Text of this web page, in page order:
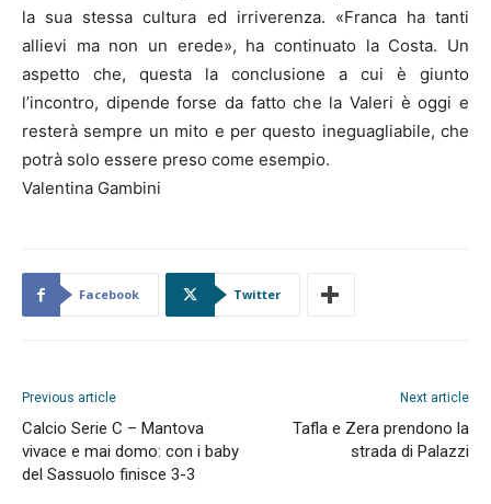
la sua stessa cultura ed irriverenza. «Franca ha tanti
allievi ma non un erede», ha continuato la Costa. Un
aspetto che, questa la conclusione a cui è giunto
l’incontro, dipende forse da fatto che la Valeri è oggi e
resterà sempre un mito e per questo ineguagliabile, che
potrà solo essere preso come esempio.
Valentina Gambini
Facebook Twitter
Previous article
Calcio Serie C – Mantova
vivace e mai domo: con i baby
del Sassuolo finisce 3-3
Next article
Tafla e Zera prendono la
strada di Palazzi